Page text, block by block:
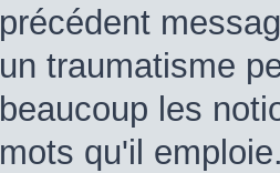
précédent
un traumatisme
beaucoup les
mots qu'il